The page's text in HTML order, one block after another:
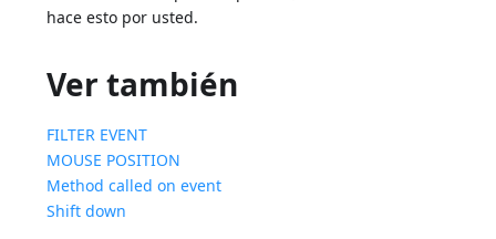
hace esto por usted.
Ver también
FILTER EVENT
MOUSE POSITION
Method called on event
Shift down